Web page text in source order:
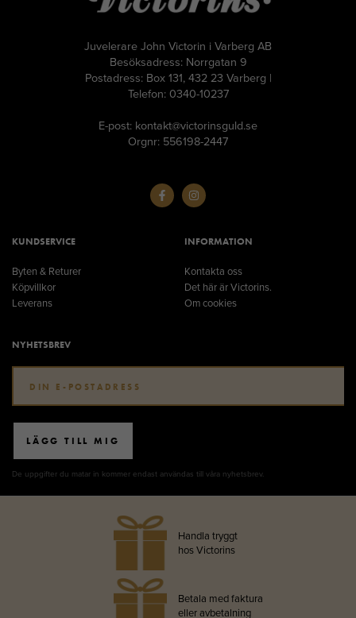
Juvelerare John Victorin i Varberg AB
Besöksadress: Norrgatan 9
Postadress: Box 131, 432 23 Varberg |
Telefon: 0340-10237
E-post: kontakt@victorinsguld.se
Orgnr: 556198-2447
KUNDSERVICE
Byten & Returer
Köpvillkor
Leverans
INFORMATION
Kontakta oss
Det här är Victorins.
Om cookies
NYHETSBREV
LÄGG TILL MIG
De uppgifter du matar in kommer endast användas till våra nyhetsbrev.
Handla tryggt
hos Victorins
Betala med faktura
eller avbetalning